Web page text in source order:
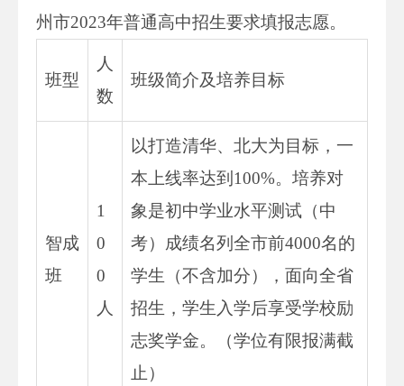
州市2023年普通高中招生要求填报志愿。
班型
人
数
班级简介及培养目标
智成
班
1
0
0
人
以打造清华、北大为目标，一
本上线率达到100%。培养对
象是初中学业水平测试（中
考）成绩名列全市前4000名的
学生（不含加分），面向全省
招生，学生入学后享受学校励
志奖学金。（学位有限报满截
止）